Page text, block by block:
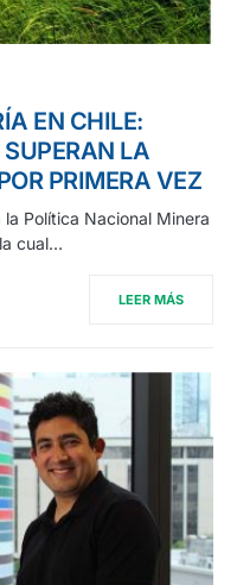
EN CHILE:
SUPERAN LA
PRIMERA VEZ
Política Nacional Minera
cual…
LEER MÁS